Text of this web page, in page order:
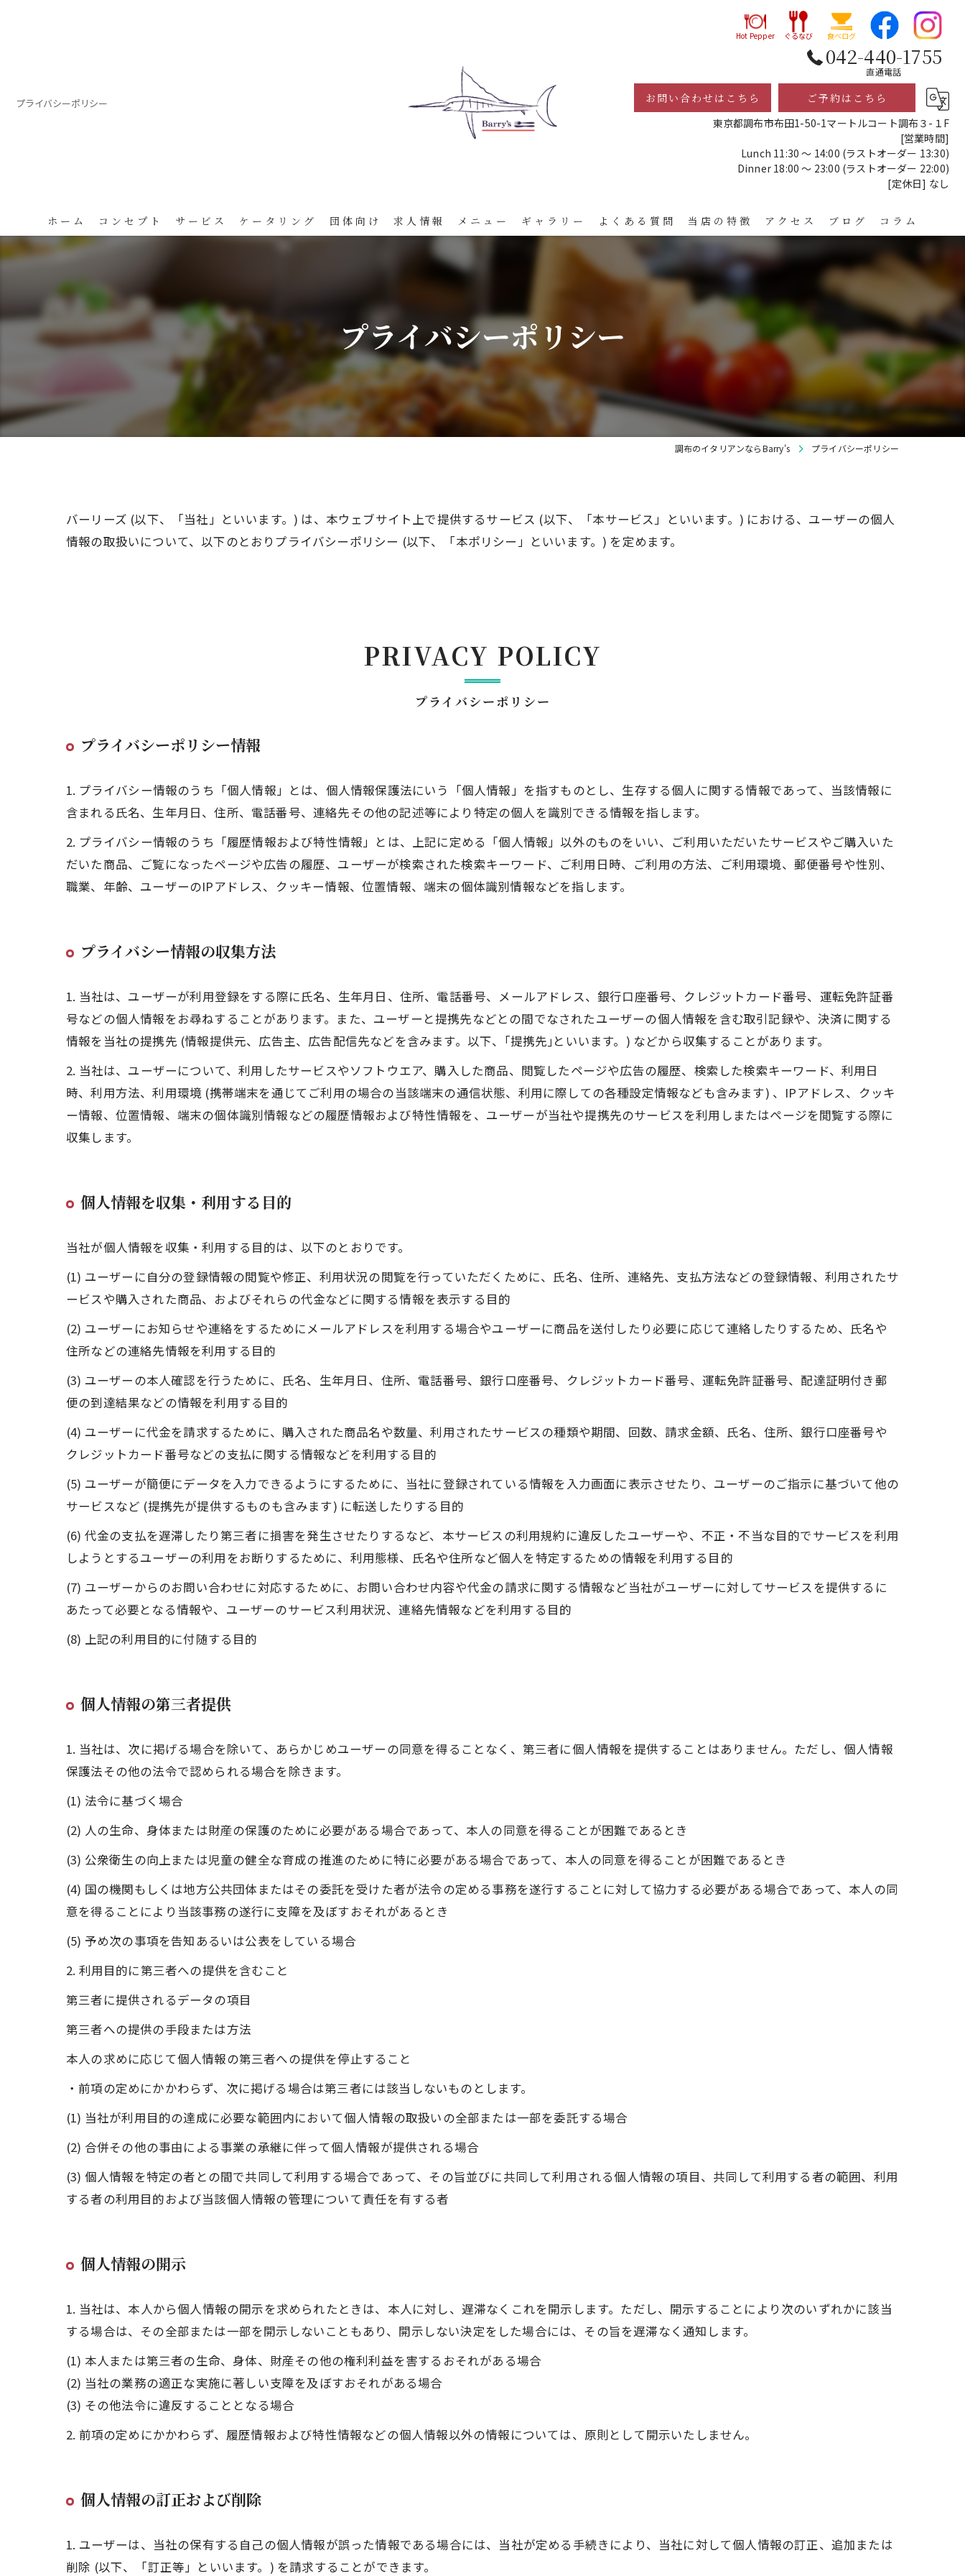
プライバシーポリシー
Hot Pepper ぐるなび 食べログ
042-440-1755
直通電話
お問い合わせはこちら
ご予約はこちら
東京都調布市布田1-50-1マートルコート調布３-１F
[営業時間]
Lunch 11:30 ～ 14:00 (ラストオーダー 13:30)
Dinner 18:00 ～ 23:00 (ラストオーダー 22:00)
[定休日] なし
ホーム コンセプト サービス ケータリング 団体向け 求人情報 メニュー ギャラリー よくある質問 当店の特徴
レストラン
ディナー
宴会
ワイン
アクセス ブログ コラム
プライバシーポリシー
調布のイタリアンならBarry's プライバシーポリシー
バーリーズ (以下、「当社」といいます。) は、本ウェブサイト上で提供するサービス (以下、「本サービス」といいます。) における、ユーザーの個人
情報の取扱いについて、以下のとおりプライバシーポリシー (以下、「本ポリシー」といいます。) を定めます。
プライバシーポリシー
PRIVACY POLICY
プライバシーポリシー情報
1. プライバシー情報のうち「個人情報」とは、個人情報保護法にいう「個人情報」を指すものとし、生存する個人に関する情報であって、当該情報に
含まれる氏名、生年月日、住所、電話番号、連絡先その他の記述等により特定の個人を識別できる情報を指します。
2. プライバシー情報のうち「履歴情報および特性情報」とは、上記に定める「個人情報」以外のものをいい、ご利用いただいたサービスやご購入いた
だいた商品、ご覧になったページや広告の履歴、ユーザーが検索された検索キーワード、ご利用日時、ご利用の方法、ご利用環境、郵便番号や性別、
職業、年齢、ユーザーのIPアドレス、クッキー情報、位置情報、端末の個体識別情報などを指します。
プライバシー情報の収集方法
1. 当社は、ユーザーが利用登録をする際に氏名、生年月日、住所、電話番号、メールアドレス、銀行口座番号、クレジットカード番号、運転免許証番
号などの個人情報をお尋ねすることがあります。また、ユーザーと提携先などとの間でなされたユーザーの個人情報を含む取引記録や、決済に関する
情報を当社の提携先 (情報提供元、広告主、広告配信先などを含みます。以下、｢提携先｣といいます。) などから収集することがあります。
2. 当社は、ユーザーについて、利用したサービスやソフトウエア、購入した商品、閲覧したページや広告の履歴、検索した検索キーワード、利用日
時、利用方法、利用環境 (携帯端末を通じてご利用の場合の当該端末の通信状態、利用に際しての各種設定情報なども含みます) 、IPアドレス、クッキ
ー情報、位置情報、端末の個体識別情報などの履歴情報および特性情報を、ユーザーが当社や提携先のサービスを利用しまたはページを閲覧する際に
収集します。
個人情報を収集・利用する目的
当社が個人情報を収集・利用する目的は、以下のとおりです。
(1) ユーザーに自分の登録情報の閲覧や修正、利用状況の閲覧を行っていただくために、氏名、住所、連絡先、支払方法などの登録情報、利用されたサ
ービスや購入された商品、およびそれらの代金などに関する情報を表示する目的
(2) ユーザーにお知らせや連絡をするためにメールアドレスを利用する場合やユーザーに商品を送付したり必要に応じて連絡したりするため、氏名や
住所などの連絡先情報を利用する目的
(3) ユーザーの本人確認を行うために、氏名、生年月日、住所、電話番号、銀行口座番号、クレジットカード番号、運転免許証番号、配達証明付き郵
便の到達結果などの情報を利用する目的
(4) ユーザーに代金を請求するために、購入された商品名や数量、利用されたサービスの種類や期間、回数、請求金額、氏名、住所、銀行口座番号や
クレジットカード番号などの支払に関する情報などを利用する目的
(5) ユーザーが簡便にデータを入力できるようにするために、当社に登録されている情報を入力画面に表示させたり、ユーザーのご指示に基づいて他の
サービスなど (提携先が提供するものも含みます) に転送したりする目的
(6) 代金の支払を遅滞したり第三者に損害を発生させたりするなど、本サービスの利用規約に違反したユーザーや、不正・不当な目的でサービスを利用
しようとするユーザーの利用をお断りするために、利用態様、氏名や住所など個人を特定するための情報を利用する目的
(7) ユーザーからのお問い合わせに対応するために、お問い合わせ内容や代金の請求に関する情報など当社がユーザーに対してサービスを提供するに
あたって必要となる情報や、ユーザーのサービス利用状況、連絡先情報などを利用する目的
(8) 上記の利用目的に付随する目的
個人情報の第三者提供
1. 当社は、次に掲げる場合を除いて、あらかじめユーザーの同意を得ることなく、第三者に個人情報を提供することはありません。ただし、個人情報
保護法その他の法令で認められる場合を除きます。
(1) 法令に基づく場合
(2) 人の生命、身体または財産の保護のために必要がある場合であって、本人の同意を得ることが困難であるとき
(3) 公衆衛生の向上または児童の健全な育成の推進のために特に必要がある場合であって、本人の同意を得ることが困難であるとき
(4) 国の機関もしくは地方公共団体またはその委託を受けた者が法令の定める事務を遂行することに対して協力する必要がある場合であって、本人の同
意を得ることにより当該事務の遂行に支障を及ぼすおそれがあるとき
(5) 予め次の事項を告知あるいは公表をしている場合
2. 利用目的に第三者への提供を含むこと
第三者に提供されるデータの項目
第三者への提供の手段または方法
本人の求めに応じて個人情報の第三者への提供を停止すること
・前項の定めにかかわらず、次に掲げる場合は第三者には該当しないものとします。
(1) 当社が利用目的の達成に必要な範囲内において個人情報の取扱いの全部または一部を委託する場合
(2) 合併その他の事由による事業の承継に伴って個人情報が提供される場合
(3) 個人情報を特定の者との間で共同して利用する場合であって、その旨並びに共同して利用される個人情報の項目、共同して利用する者の範囲、利用
する者の利用目的および当該個人情報の管理について責任を有する者
個人情報の開示
1. 当社は、本人から個人情報の開示を求められたときは、本人に対し、遅滞なくこれを開示します。ただし、開示することにより次のいずれかに該当
する場合は、その全部または一部を開示しないこともあり、開示しない決定をした場合には、その旨を遅滞なく通知します。
(1) 本人または第三者の生命、身体、財産その他の権利利益を害するおそれがある場合
(2) 当社の業務の適正な実施に著しい支障を及ぼすおそれがある場合
(3) その他法令に違反することとなる場合
2. 前項の定めにかかわらず、履歴情報および特性情報などの個人情報以外の情報については、原則として開示いたしません。
個人情報の訂正および削除
1. ユーザーは、当社の保有する自己の個人情報が誤った情報である場合には、当社が定める手続きにより、当社に対して個人情報の訂正、追加または
削除 (以下、「訂正等」といいます。) を請求することができます。